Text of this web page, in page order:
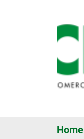
Home